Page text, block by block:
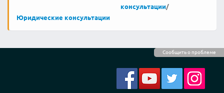
Сообщить о проблеме
консультации/
Юридические консультации